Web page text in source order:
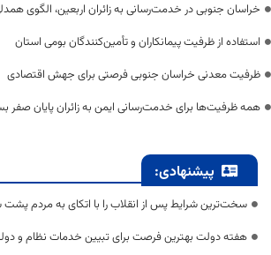
خراسان جنوبی در خدمت‌رسانی به زائران اربعین، الگوی
استفاده از ظرفیت پیمانکاران و تأمین‌کنندگان بومی استان
ظرفیت معدنی خراسان جنوبی فرصتی برای جهش اقتصادی
همه ظرفیت‌ها برای خدمت‌رسانی ایمن به زائران پایان صفر
پیشنهادی:
سخت‌ترین شرایط پس از انقلاب را با اتکای به مردم
هفته دولت بهترین فرصت برای تبیین خدمات نظام و